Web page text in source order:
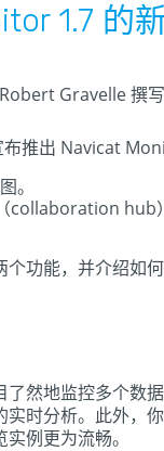
1.7 的
Gravelle 撰写
推出 Navicat
。
collaboration hub
功能，并介绍如何
然地监控多个数
实时分析。此外，
例更为流畅。